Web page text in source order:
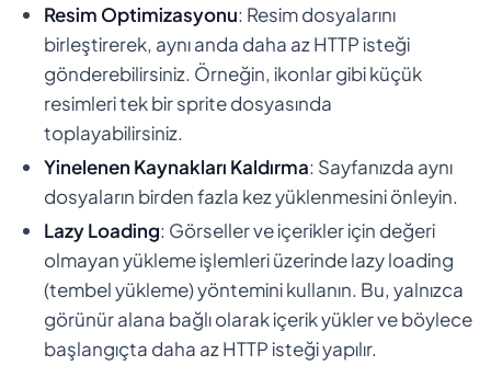
Resim Optimizasyonu: Resim dosyalarını
birleştirerek, aynı anda daha az HTTP isteği
gönderebilirsiniz. Örneğin, ikonlar gibi küçük
resimleri tek bir sprite dosyasında
toplayabilirsiniz.
Yinelenen Kaynakları Kaldırma: Sayfanızda aynı
dosyaların birden fazla kez yüklenmesini önleyin.
Lazy Loading: Görseller ve içerikler için değeri
olmayan yükleme işlemleri üzerinde lazy loading
(tembel yükleme) yöntemini kullanın. Bu, yalnızca
görünür alana bağlı olarak içerik yükler ve böylece
başlangıçta daha az HTTP isteği yapılır.